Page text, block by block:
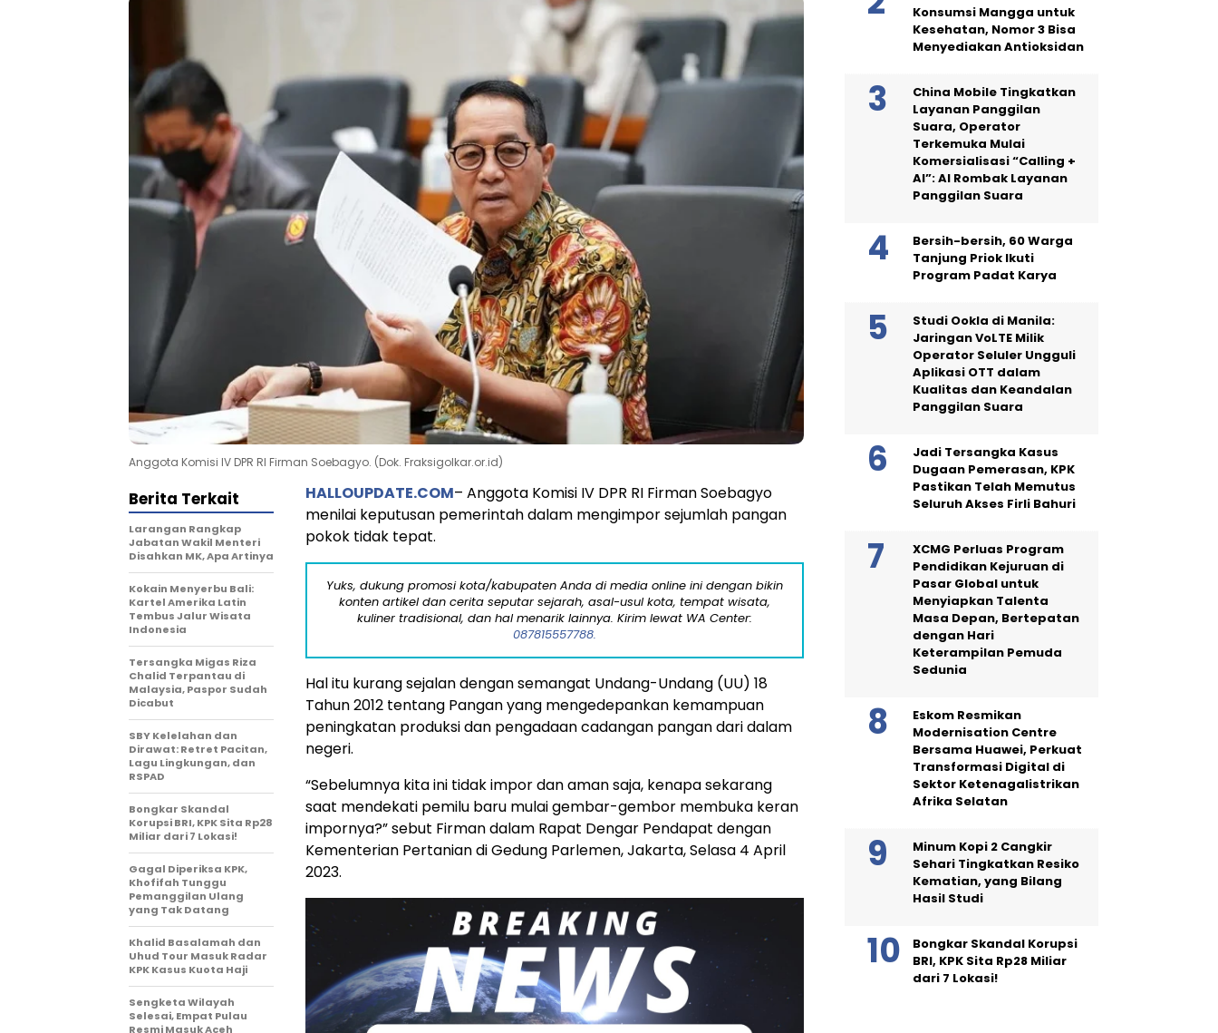
Anggota Komisi IV DPR RI Firman Soebagyo. (Dok. Fraksigolkar.or.id)
HALLOUPDATE.COM– Anggota Komisi IV DPR RI Firman Soebagyo
menilai keputusan pemerintah dalam mengimpor sejumlah pangan
pokok tidak tepat.
Yuks, dukung promosi kota/kabupaten Anda di media online ini dengan bikin
konten artikel dan cerita seputar sejarah, asal-usul kota, tempat wisata,
kuliner tradisional, dan hal menarik lainnya. Kirim lewat WA Center:
087815557788.
Hal itu kurang sejalan dengan semangat Undang-Undang (UU) 18
Tahun 2012 tentang Pangan yang mengedepankan kemampuan
peningkatan produksi dan pengadaan cadangan pangan dari dalam
negeri.
“Sebelumnya kita ini tidak impor dan aman saja, kenapa sekarang
saat mendekati pemilu baru mulai gembar-gembor membuka keran
impornya?” sebut Firman dalam Rapat Dengar Pendapat dengan
Kementerian Pertanian di Gedung Parlemen, Jakarta, Selasa 4 April
2023.
Berita Terkait
Larangan Rangkap
Jabatan Wakil Menteri
Disahkan MK, Apa Artinya
Kokain Menyerbu Bali:
Kartel Amerika Latin
Tembus Jalur Wisata
Indonesia
Tersangka Migas Riza
Chalid Terpantau di
Malaysia, Paspor Sudah
Dicabut
SBY Kelelahan dan
Dirawat: Retret Pacitan,
Lagu Lingkungan, dan
RSPAD
Bongkar Skandal
Korupsi BRI, KPK Sita Rp28
Miliar dari 7 Lokasi!
Gagal Diperiksa KPK,
Khofifah Tunggu
Pemanggilan Ulang
yang Tak Datang
Khalid Basalamah dan
Uhud Tour Masuk Radar
KPK Kasus Kuota Haji
Sengketa Wilayah
Selesai, Empat Pulau
Resmi Masuk Aceh
Konsumsi Mangga untuk
Kesehatan, Nomor 3 Bisa
Menyediakan Antioksidan
China Mobile Tingkatkan
Layanan Panggilan
Suara, Operator
Terkemuka Mulai
Komersialisasi “Calling +
AI”: AI Rombak Layanan
Panggilan Suara
Bersih-bersih, 60 Warga
Tanjung Priok Ikuti
Program Padat Karya
Studi Ookla di Manila:
Jaringan VoLTE Milik
Operator Seluler Ungguli
Aplikasi OTT dalam
Kualitas dan Keandalan
Panggilan Suara
Jadi Tersangka Kasus
Dugaan Pemerasan, KPK
Pastikan Telah Memutus
Seluruh Akses Firli Bahuri
XCMG Perluas Program
Pendidikan Kejuruan di
Pasar Global untuk
Menyiapkan Talenta
Masa Depan, Bertepatan
dengan Hari
Keterampilan Pemuda
Sedunia
Eskom Resmikan
Modernisation Centre
Bersama Huawei, Perkuat
Transformasi Digital di
Sektor Ketenagalistrikan
Afrika Selatan
Minum Kopi 2 Cangkir
Sehari Tingkatkan Resiko
Kematian, yang Bilang
Hasil Studi
Bongkar Skandal Korupsi
BRI, KPK Sita Rp28 Miliar
dari 7 Lokasi!